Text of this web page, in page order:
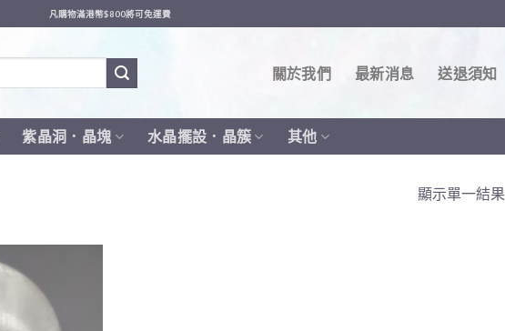
凡購物滿港幣$800將可免運費
關於我們 最新消息 送退須知
紫晶洞．晶塊 水晶擺設．晶簇 其他
顯示單一結果